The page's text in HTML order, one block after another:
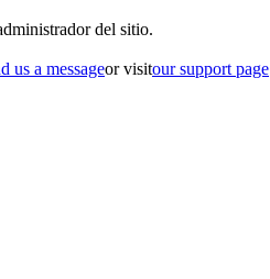
del sitio.
us a messageor visitour support page